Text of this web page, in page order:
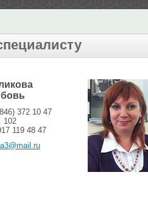
372 10 47
102
119 48 47